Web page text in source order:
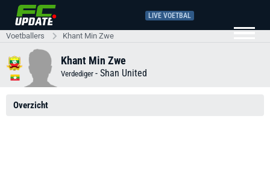
LIVE VOETBAL
Voetballers Khant Min Zwe
Khant Min Zwe
Verdediger - Shan United
Overzicht